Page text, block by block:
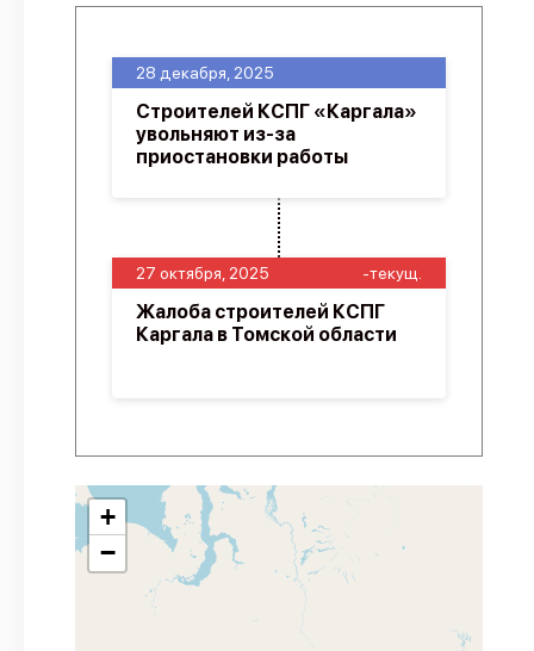
27 октября, 2025 -текущ.
Жалоба строителей КСПГ
Каргала в Томской области
28 декабря, 2025
Строителей КСПГ «Каргала»
увольняют из-за
приостановки работы
+
−